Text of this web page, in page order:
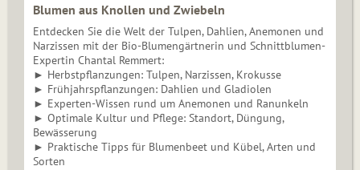
Blumen aus Knollen und Zwiebeln
Entdecken Sie die Welt der Tulpen, Dahlien, Anemonen und
Narzissen mit der Bio-Blumengärtnerin und Schnittblumen-
Expertin Chantal Remmert:
► Herbstpflanzungen: Tulpen, Narzissen, Krokusse
► Frühjahrspflanzungen: Dahlien und Gladiolen
► Experten-Wissen rund um Anemonen und Ranunkeln
► Optimale Kultur und Pflege: Standort, Düngung,
Bewässerung
► Praktische Tipps für Blumenbeet und Kübel, Arten und
Sorten